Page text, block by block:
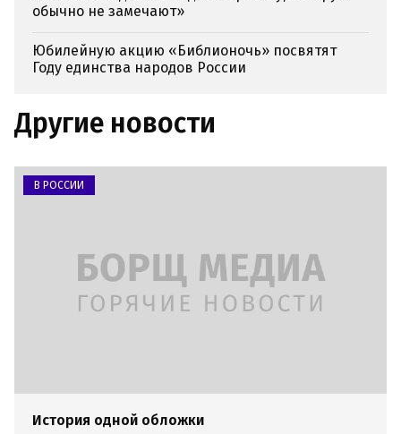
обычно не замечают»
Юбилейную акцию «Библионочь» посвятят
Году единства народов России
Другие новости
В РОССИИ
История одной обложки